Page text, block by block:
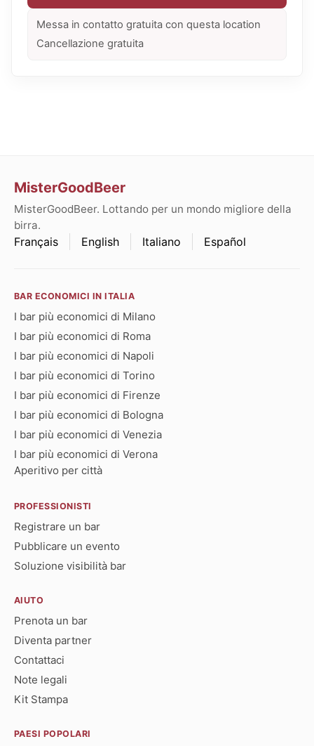
Messa in contatto gratuita con questa location
Cancellazione gratuita
MisterGoodBeer
MisterGoodBeer. Lottando per un mondo migliore della
birra.
Français English Italiano Español
BAR ECONOMICI IN ITALIA
I bar più economici di Milano
I bar più economici di Roma
I bar più economici di Napoli
I bar più economici di Torino
I bar più economici di Firenze
I bar più economici di Bologna
I bar più economici di Venezia
I bar più economici di Verona
Aperitivo per città
PROFESSIONISTI
Registrare un bar
Pubblicare un evento
Soluzione visibilità bar
AIUTO
Prenota un bar
Diventa partner
Contattaci
Note legali
Kit Stampa
PAESI POPOLARI